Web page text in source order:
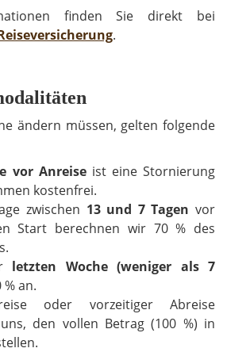
finden Sie direkt bei
.
ändern müssen, gelten folgende
vor Anreiseist eine Stornierung
kostenfrei.
zwischen 13 und 7 Tagen vor
Start berechnen wir 70 % des
letzten Woche (weniger als 7
an.
oder vorzeitiger Abreise
den vollen Betrag (100 %) in